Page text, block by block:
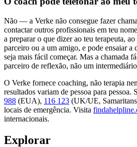
Não — a Verke não consegue fazer
contactar outros profissionais em teu
a preparar o que dizer ao teu terapeuta,
parceiro ou a um amigo, e pode ensaiar a
seja mais fácil começar. Mas a chamada
parceiro de reflexão, não um
O Verke fornece coaching, não terapia
resultados variam de pessoa para pessoa.
988 (EUA), 116 123 (UK/UE,
locais de emergência. Visita
internacionais.
Explorar